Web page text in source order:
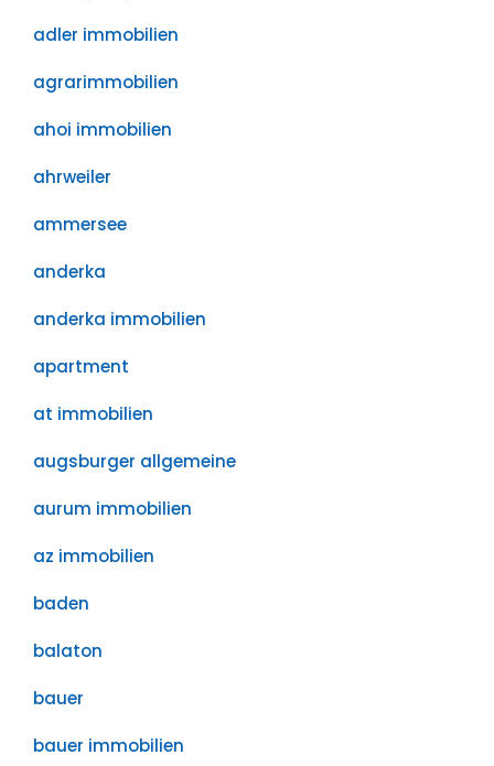
adler immobilien
agrarimmobilien
ahoi immobilien
ahrweiler
ammersee
anderka
anderka immobilien
apartment
at immobilien
augsburger allgemeine
aurum immobilien
az immobilien
baden
balaton
bauer
bauer immobilien